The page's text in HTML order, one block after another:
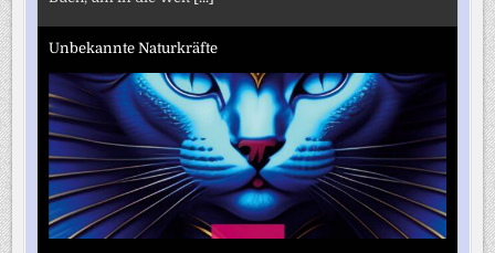
Unbekannte Naturkräfte